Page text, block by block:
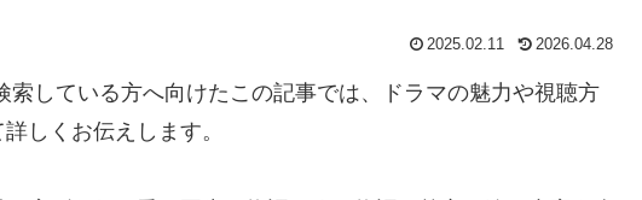
2025.02.11 2026.04.28
索している方へ向けたこの記事では、ドラマの魅力や視聴方
しくお伝えします。